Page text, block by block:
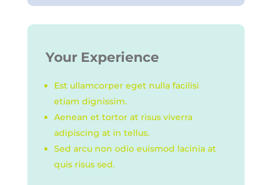
Your Experience
Est ullamcorper eget nulla facilisi
etiam dignissim.
Aenean et tortor at risus viverra
adipiscing at in tellus.
Sed arcu non odio euismod lacinia at
quis risus sed.